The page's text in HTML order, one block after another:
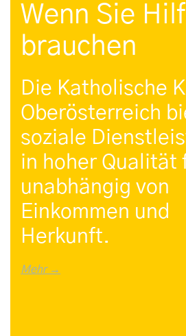
Wenn Sie
brauchen
Die Katholische
Oberösterreich
soziale
in hoher Qualität
unabhängig von
Einkommen und
Herkunft.
Mehr →